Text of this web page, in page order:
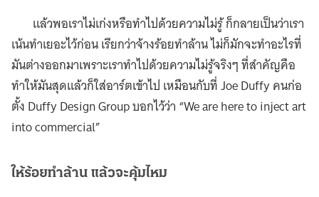
แล้วพอเราไม่เก่งหรือทำไปด้วยความไม่รู้ ก็กลายเป็นว่าเรา
เน้นทำเยอะไว้ก่อน เรียกว่าจ้างร้อยทำล้าน ไม่ก็มักจะทำอะไรที่
มันต่างออกมาเพราะเราทำไปด้วยความไม่รู้จริงๆ ที่สำคัญคือ
ทำให้มันสุดแล้วก็ใส่อาร์ตเข้าไป เหมือนกับที่ Joe Duffy คนก่อ
ตั้ง Duffy Design Group บอกไว้ว่า “We are here to inject art
into commercial”
ให้ร้อยทำล้าน แล้วจะคุ้มไหม